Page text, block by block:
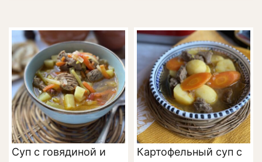
Суп с говядиной и
Картофельный суп с